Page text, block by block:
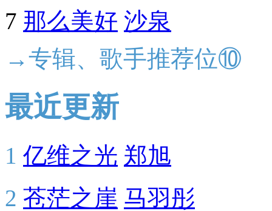
7 那么美好 沙泉
→专辑、歌手推荐位⑩
最近更新
1 亿维之光 郑旭
2 苍茫之崖 马羽彤